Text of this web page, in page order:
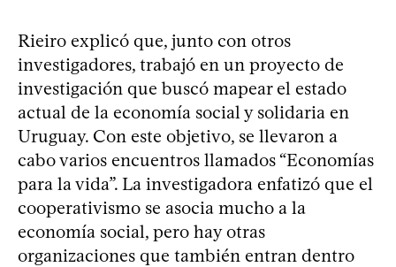
Rieiro explicó que, junto con otros
investigadores, trabajó en un proyecto de
investigación que buscó mapear el estado
actual de la economía social y solidaria en
Uruguay. Con este objetivo, se llevaron a
cabo varios encuentros llamados “Economías
para la vida”. La investigadora enfatizó que el
cooperativismo se asocia mucho a la
economía social, pero hay otras
organizaciones que también entran dentro